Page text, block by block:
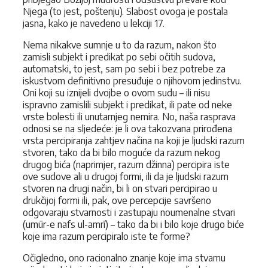
Njega (to jest, poštenju). Slabost ovoga je postala
jasna, kako je navedeno u lekciji 17.
Nema nikakve sumnje u to da razum, nakon što
zamisli subjekt i predikat po sebi očitih sudova,
automatski, to jest, sam po sebi i bez potrebe za
iskustvom definitivno presuđuje o njihovom jedinstvu.
Oni koji su iznijeli dvojbe o ovom sudu – ili nisu
ispravno zamislili subjekt i predikat, ili pate od neke
vrste bolesti ili unutarnjeg nemira. No, naša rasprava
odnosi se na sljedeće: je li ova takozvana prirođena
vrsta percipiranja zahtjev načina na koji je ljudski razum
stvoren, tako da bi bilo moguće da razum nekog
drugog bića (naprimjer, razum džinna) percipira iste
ove sudove ali u drugoj formi, ili da je ljudski razum
stvoren na drugi način, bi li on stvari percipirao u
drukčijoj formi ili, pak, ove percepcije savršeno
odgovaraju stvarnosti i zastupaju noumenalne stvari
(umūr-e nafs ul-amrī) – tako da bi i bilo koje drugo biće
koje ima razum percipiralo iste te forme?
Očigledno, ono racionalno znanje koje ima stvarnu